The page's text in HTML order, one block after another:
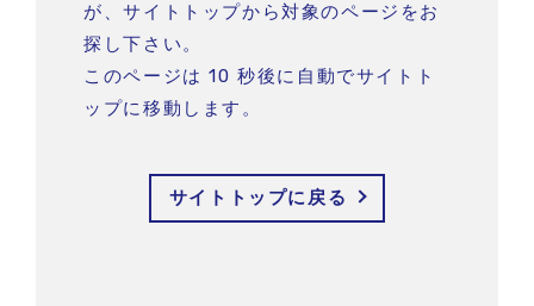
が、サイトトップから対象のページをお
探し下さい。
このページは 10 秒後に自動でサイトト
ップに移動します。
サイトトップに戻る